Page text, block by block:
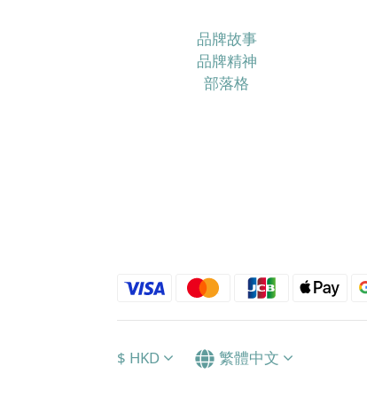
品牌故事
品牌精神
部落格
$ HKD 繁體中文